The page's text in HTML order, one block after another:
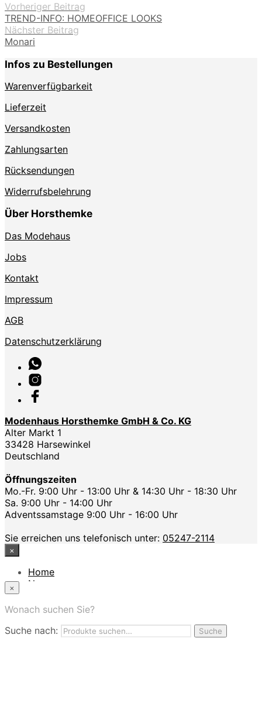
Vorheriger Beitrag
TREND-INFO: HOMEOFFICE LOOKS
Nächster Beitrag
Monari
Infos zu Bestellungen
Warenverfügbarkeit
Lieferzeit
Versandkosten
Zahlungsarten
Rücksendungen
Widerrufsbelehrung
Über Horsthemke
Das Modehaus
Jobs
Kontakt
Impressum
AGB
Datenschutzerklärung
Modenhaus Horsthemke GmbH & Co. KG
Alter Markt 1
33428 Harsewinkel
Deutschland
Öffnungszeiten
Mo.-Fr. 9:00 Uhr - 13:00 Uhr & 14:30 Uhr - 18:30 Uhr
Sa. 9:00 Uhr - 14:00 Uhr
Adventssamstage 9:00 Uhr - 16:00 Uhr
Sie erreichen uns telefonisch unter: 05247-2114
×
Home
News
App
Nutzungbedingungen
×
Wonach suchen Sie?
Suche nach:
Suche